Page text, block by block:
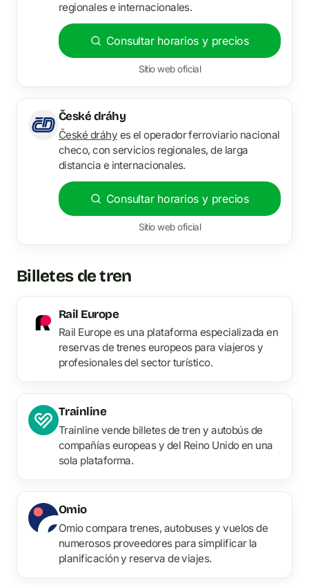
regionales e internacionales.
Consultar horarios y precios
Sitio web oficial
České dráhy
České dráhy es el operador ferroviario nacional
checo, con servicios regionales, de larga
distancia e internacionales.
Consultar horarios y precios
Sitio web oficial
Billetes de tren
Rail Europe
Rail Europe es una plataforma especializada en
reservas de trenes europeos para viajeros y
profesionales del sector turístico.
Trainline
Trainline vende billetes de tren y autobús de
compañías europeas y del Reino Unido en una
sola plataforma.
Omio
Omio compara trenes, autobuses y vuelos de
numerosos proveedores para simplificar la
planificación y reserva de viajes.